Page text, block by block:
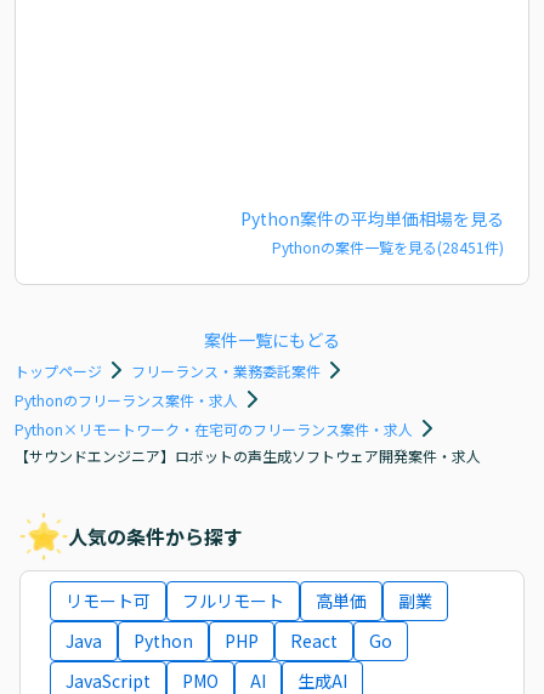
Python案件の平均単価相場を見る
Pythonの案件一覧を見る(28451件)
案件一覧にもどる
トップページ
フリーランス・業務委託案件
Pythonのフリーランス案件・求人
Python×リモートワーク・在宅可のフリーランス案件・求人
【サウンドエンジニア】ロボットの声生成ソフトウェア開発案件・求人
人気の条件から探す
リモート可 フルリモート 高単価
副業
Java
Python PHP React
Go
JavaScript
PMO AI
生成AI